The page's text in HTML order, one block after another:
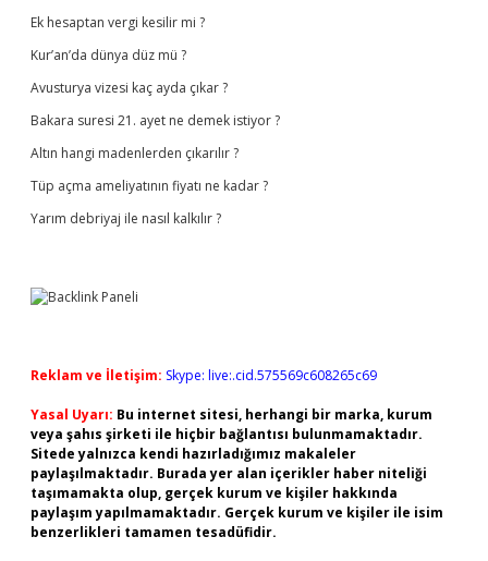
Ek hesaptan vergi kesilir mi ?
Kur’an’da dünya düz mü ?
Avusturya vizesi kaç ayda çıkar ?
Bakara suresi 21. ayet ne demek istiyor ?
Altın hangi madenlerden çıkarılır ?
Tüp açma ameliyatının fiyatı ne kadar ?
Yarım debriyaj ile nasıl kalkılır ?
Reklam ve İletişim: Skype: live:.cid.575569c608265c69
Yasal Uyarı: Bu internet sitesi, herhangi bir marka, kurum
veya şahıs şirketi ile hiçbir bağlantısı bulunmamaktadır.
Sitede yalnızca kendi hazırladığımız makaleler
paylaşılmaktadır. Burada yer alan içerikler haber niteliği
taşımamakta olup, gerçek kurum ve kişiler hakkında
paylaşım yapılmamaktadır. Gerçek kurum ve kişiler ile isim
benzerlikleri tamamen tesadüfidir.